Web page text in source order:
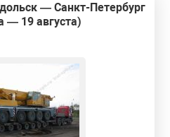
— Санкт-Петербург
— 19 августа)